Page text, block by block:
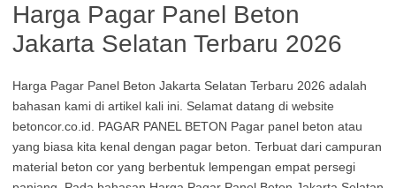
Harga Pagar Panel Beton
Jakarta Selatan Terbaru 2026
Harga Pagar Panel Beton Jakarta Selatan Terbaru 2026 adalah
bahasan kami di artikel kali ini. Selamat datang di website
betoncor.co.id. PAGAR PANEL BETON Pagar panel beton atau
yang biasa kita kenal dengan pagar beton. Terbuat dari campuran
material beton cor yang berbentuk lempengan empat persegi